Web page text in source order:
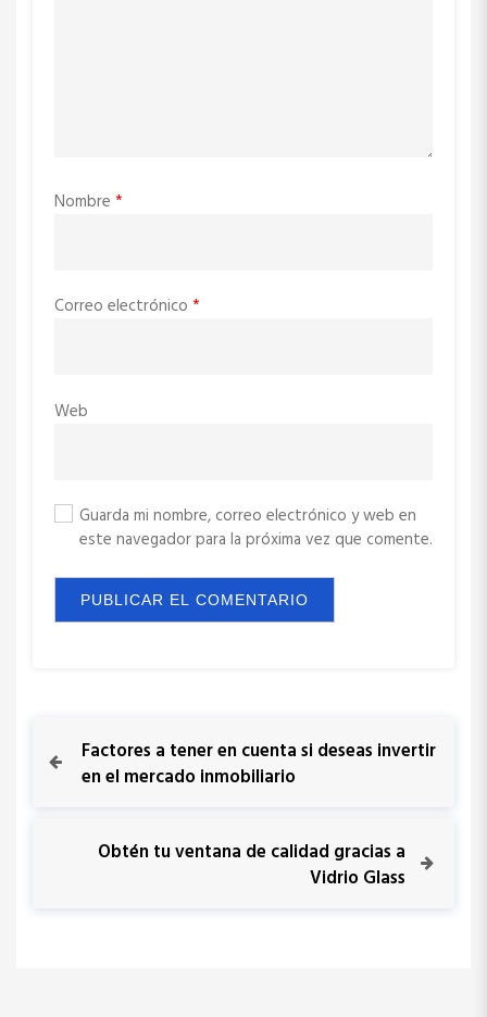
Nombre *
Correo electrónico *
Web
Guarda mi nombre, correo electrónico y web en
este navegador para la próxima vez que comente.
P
r
Factores a tener en cuenta si deseas invertir
en el mercado inmobiliario
t
Obtén tu ventana de calidad gracias a
Vidrio Glass